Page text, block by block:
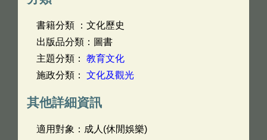
書籍分類 ：文化歷史
出版品分類：圖書
主題分類： 教育文化
施政分類： 文化及觀光
其他詳細資訊
適用對象：成人(休閒娛樂)